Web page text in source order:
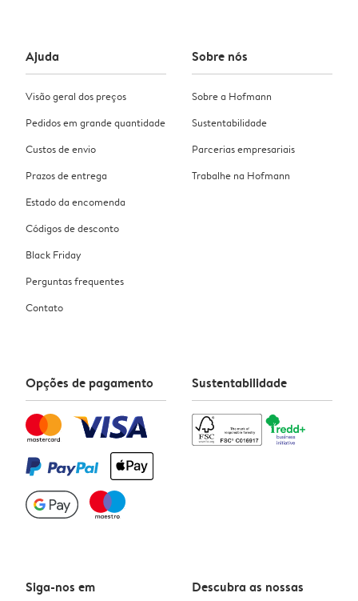
Ajuda
Visão geral dos preços
Pedidos em grande quantidade
Custos de envio
Prazos de entrega
Estado da encomenda
Códigos de desconto
Black Friday
Perguntas frequentes
Contato
Sobre nós
Sobre a Hofmann
Sustentabilidade
Parcerias empresariais
Trabalhe na Hofmann
Opções de pagamento Sustentabilidade
Siga-nos em
Descubra as nossas